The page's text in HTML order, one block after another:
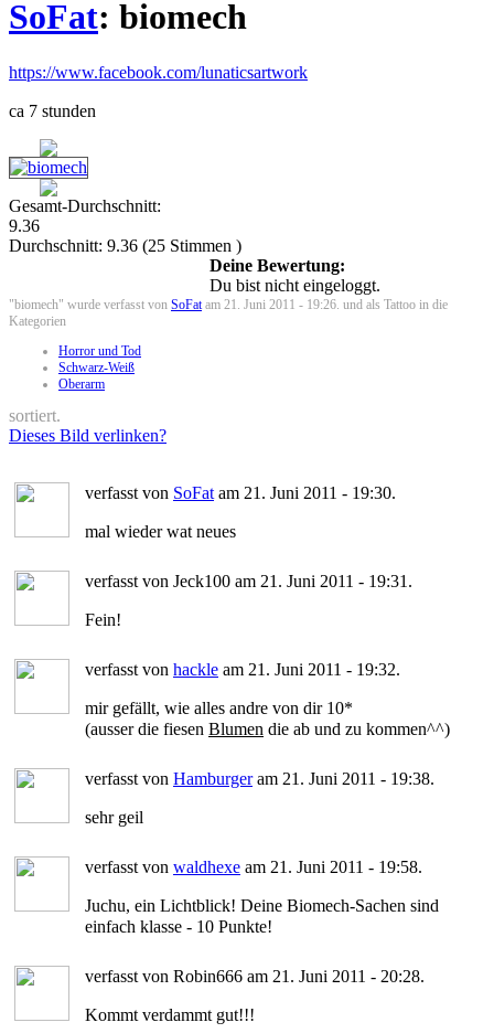
SoFat: biomech
https://www.facebook.com/lunaticsartwork
ca 7 stunden
Gesamt-Durchschnitt:
9.36
Durchschnitt: 9.36 (25 Stimmen )
Deine Bewertung:
Du bist nicht eingeloggt.
"biomech" wurde verfasst von SoFatam 21. Juni 2011 - 19:26. und als Tattoo in die
Kategorien
Horror und Tod
Schwarz-Weiß
Oberarm
sortiert.
Dieses Bild verlinken?
verfasst von SoFat am 21. Juni 2011 - 19:30.
mal wieder wat neues
verfasst von Jeck100 am 21. Juni 2011 - 19:31.
Fein!
verfasst von hackle am 21. Juni 2011 - 19:32.
mir gefällt, wie alles andre von dir 10*
(ausser die fiesen Blumen die ab und zu kommen^^)
verfasst von Hamburgeram 21. Juni 2011 - 19:38.
sehr geil
verfasst von waldhexe am 21. Juni 2011 - 19:58.
Juchu, ein Lichtblick! Deine Biomech-Sachen sind
einfach klasse - 10 Punkte!
verfasst von Robin666 am 21. Juni 2011 - 20:28.
Kommt verdammt gut!!!